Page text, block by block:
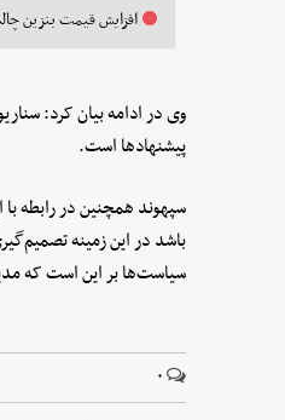
افزایش قیمت بنزین
وی در ادامه بیان کرد:
پیشنهادها است.
سپهوند همچنین در رابطه
باشد در این زمینه
سیاست‌ها بر این است که
۰